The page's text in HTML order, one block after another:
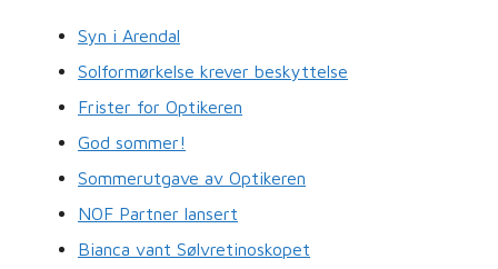
Syn i Arendal
Solformørkelse krever beskyttelse
Frister for Optikeren
God sommer!
Sommerutgave av Optikeren
NOF Partner lansert
Bianca vant Sølvretinoskopet